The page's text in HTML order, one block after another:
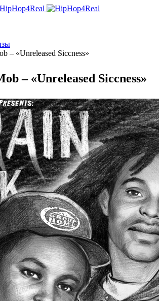
– «Unreleased Siccness»
– «Unreleased Siccness»